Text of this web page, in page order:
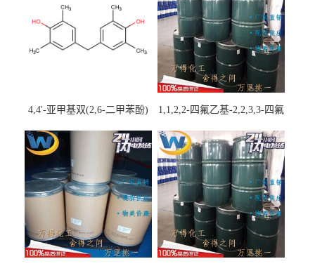
4,4'-亚甲基双(2,6-二甲苯酚)
1,1,2,2-四氟乙基-2,2,3,3-四氟